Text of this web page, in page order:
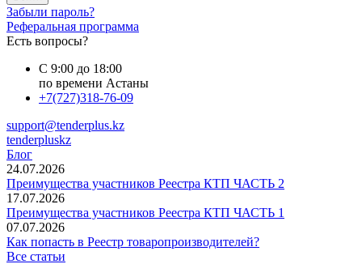
Забыли пароль?
Реферальная программа
Есть вопросы?
С 9:00 до 18:00
по времени Астаны
+7(727)318-76-09
support@tenderplus.kz
tenderpluskz
Блог
24.07.2026
Преимущества участников Реестра КТП ЧАСТЬ 2
17.07.2026
Преимущества участников Реестра КТП ЧАСТЬ 1
07.07.2026
Как попасть в Реестр товаропроизводителей?
Все статьи